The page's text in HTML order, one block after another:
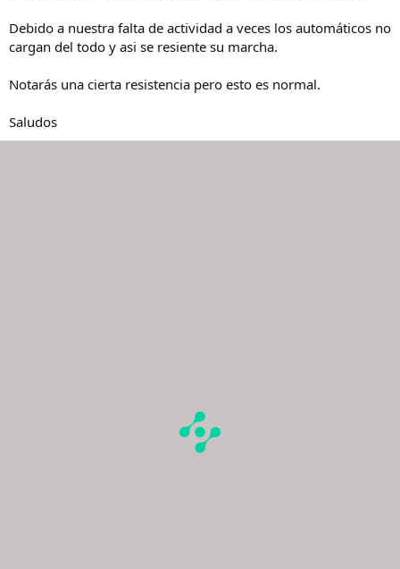
Debido a nuestra falta de actividad a veces los automáticos no
cargan del todo y asi se resiente su marcha.
Notarás una cierta resistencia pero esto es normal.
Saludos